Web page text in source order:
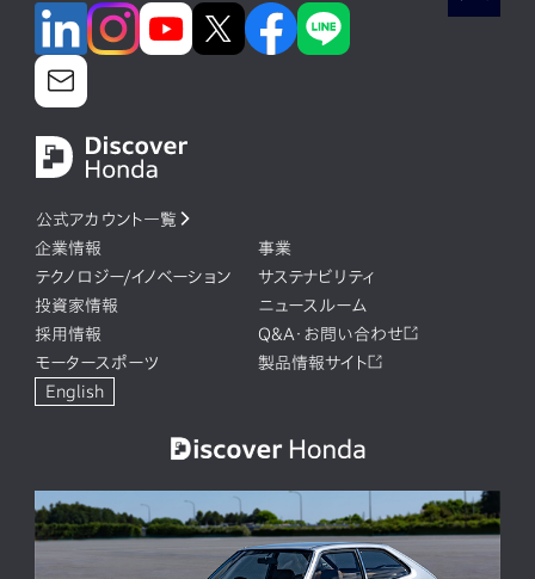
公式アカウント一覧
企業情報
事業
テクノロジー/イノベーション
サステナビリティ
投資家情報
ニュースルーム
採用情報
Q&A・お問い合わせ
モータースポーツ
製品情報サイト
English